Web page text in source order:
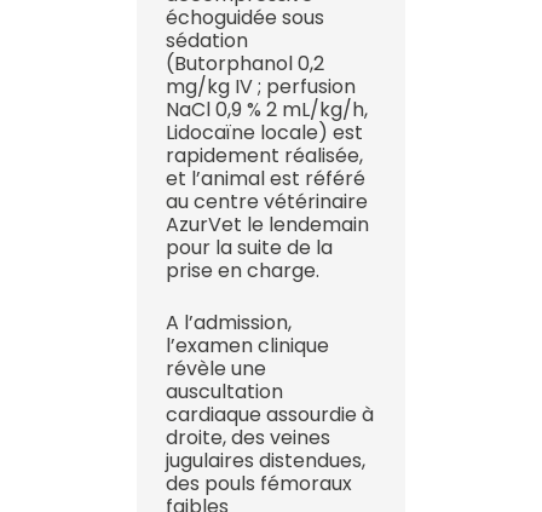
échoguidée sous
sédation
(Butorphanol 0,2
mg/kg IV ; perfusion
NaCl 0,9 % 2 mL/kg/h,
Lidocaïne locale) est
rapidement réalisée,
et l’animal est référé
au centre vétérinaire
AzurVet le lendemain
pour la suite de la
prise en charge.
A l’admission,
l’examen clinique
révèle une
auscultation
cardiaque assourdie à
droite, des veines
jugulaires distendues,
des pouls fémoraux